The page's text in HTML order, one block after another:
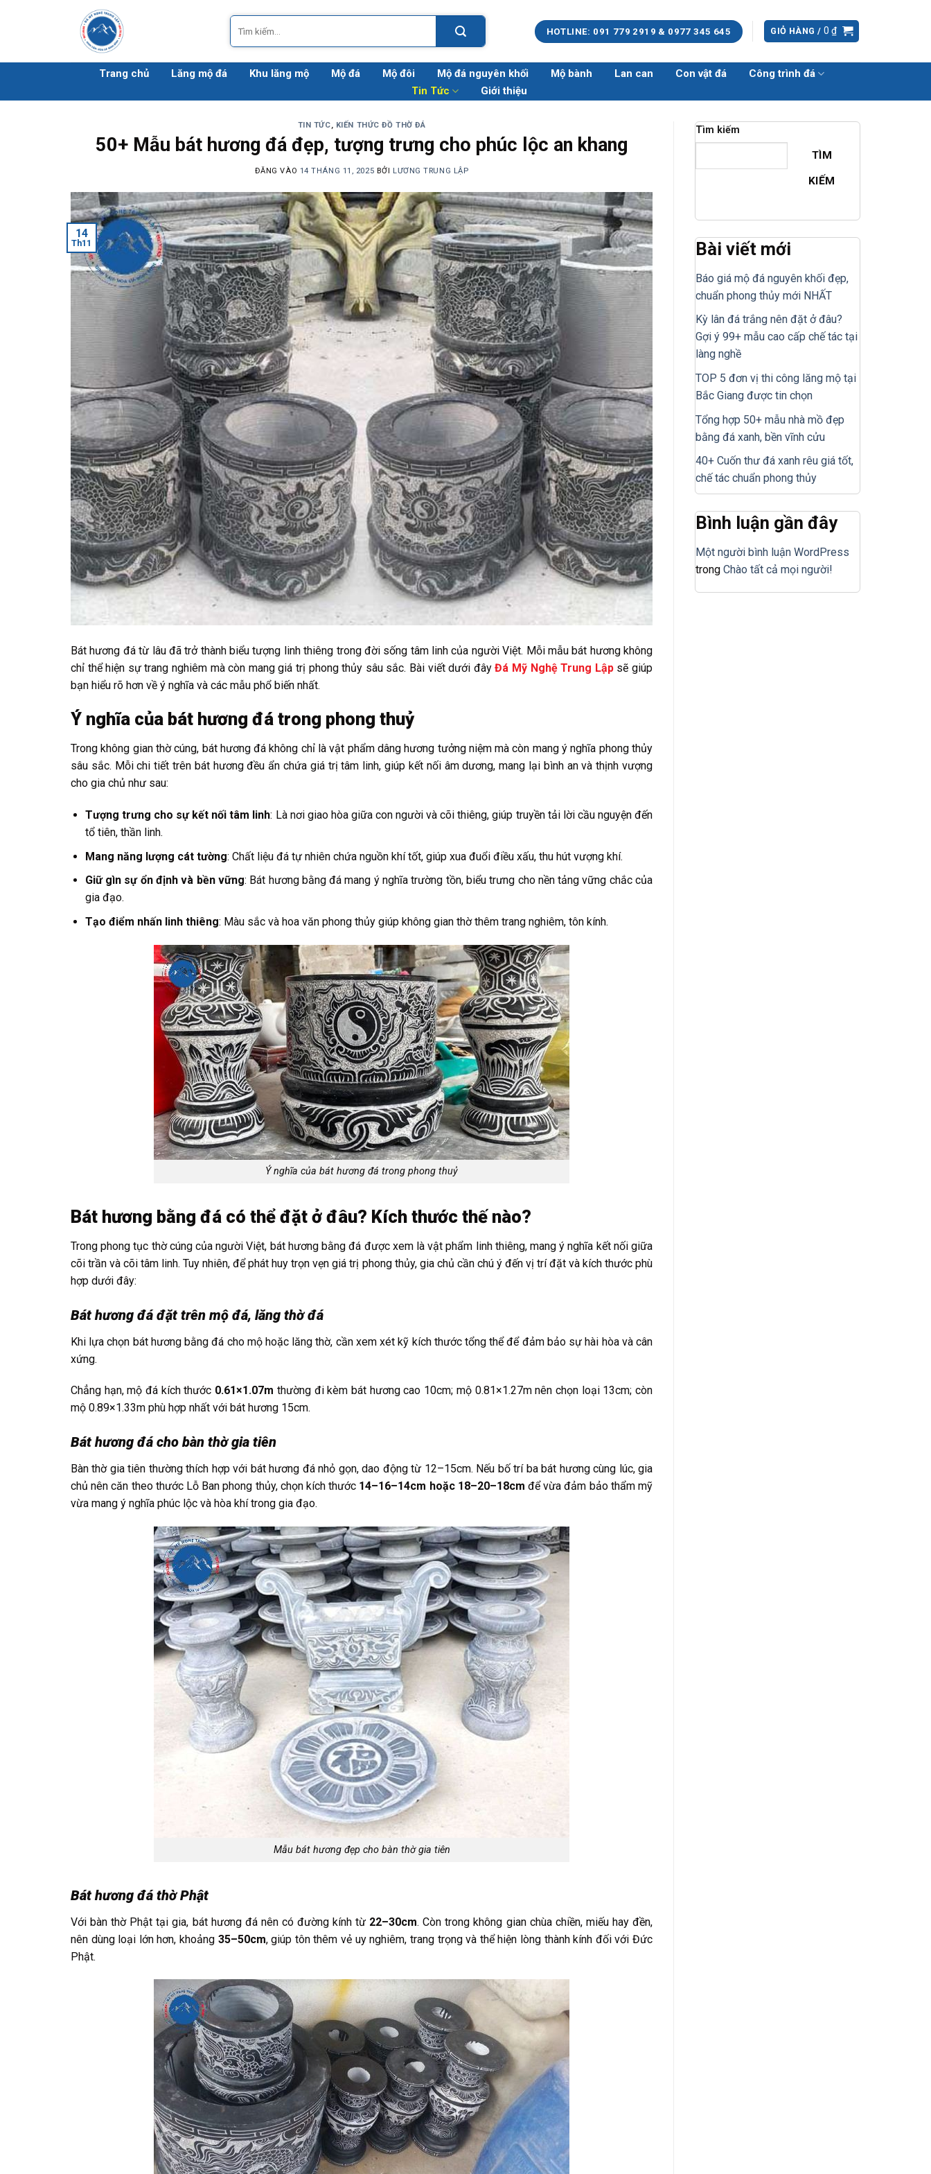
dung
Tìm
kiếm:
HOTLINE: 091 779 2919 & 0977 345 645 GIỎ HÀNG / 0₫
Trang chủ Lăng mộ đá Khu lăng mộ Mộ đá Mộ đôi Mộ đá nguyên khối Mộ bành Lan can Con vật đá
Công trình đá
Tin Tức
Giới thiệu
TIN TỨC, KIẾN THỨC ĐỒ THỜ ĐÁ
50+ Mẫu bát hương đá đẹp, tượng trưng cho phúc lộc an khang
ĐĂNG VÀO 14 THÁNG 11, 2025 BỞI LƯƠNG TRUNG LẬP
14
Th11
Bát hương đá từ lâu đã trở thành biểu tượng linh thiêng trong đời sống tâm linh của người Việt. Mỗi mẫu bát hương không
chỉ thể hiện sự trang nghiêm mà còn mang giá trị phong thủy sâu sắc. Bài viết dưới đâyĐá Mỹ Nghệ Trung Lậpsẽ giúp
bạn hiểu rõ hơn về ý nghĩa và các mẫu phổ biến nhất.
Ý nghĩa của bát hương đá trong phong thuỷ
Trong không gian thờ cúng, bát hương đá không chỉ là vật phẩm dâng hương tưởng niệm mà còn mang ý nghĩa phong thủy
sâu sắc. Mỗi chi tiết trên bát hương đều ẩn chứa giá trị tâm linh, giúp kết nối âm dương, mang lại bình an và thịnh vượng
cho gia chủ như sau:
Tượng trưng cho sự kết nối tâm linh: Là nơi giao hòa giữa con người và cõi thiêng, giúp truyền tải lời cầu nguyện đến
tổ tiên, thần linh.
Mang năng lượng cát tường: Chất liệu đá tự nhiên chứa nguồn khí tốt, giúp xua đuổi điều xấu, thu hút vượng khí.
Giữ gìn sự ổn định và bền vững: Bát hương bằng đá mang ý nghĩa trường tồn, biểu trưng cho nền tảng vững chắc của
gia đạo.
Tạo điểm nhấn linh thiêng: Màu sắc và hoa văn phong thủy giúp không gian thờ thêm trang nghiêm, tôn kính.
Ý nghĩa của bát hương đá trong phong thuỷ
Bát hương bằng đá có thể đặt ở đâu? Kích thước thế nào?
Trong phong tục thờ cúng của người Việt, bát hương bằng đá được xem là vật phẩm linh thiêng, mang ý nghĩa kết nối giữa
cõi trần và cõi tâm linh. Tuy nhiên, để phát huy trọn vẹn giá trị phong thủy, gia chủ cần chú ý đến vị trí đặt và kích thước phù
hợp dưới đây:
Bát hương đá đặt trên mộ đá, lăng thờ đá
Khi lựa chọn bát hương bằng đá cho mộ hoặc lăng thờ, cần xem xét kỹ kích thước tổng thể để đảm bảo sự hài hòa và cân
xứng.
Chẳng hạn, mộ đá kích thước 0.61×1.07m thường đi kèm bát hương cao 10cm; mộ 0.81×1.27m nên chọn loại 13cm; còn
mộ 0.89×1.33m phù hợp nhất với bát hương 15cm.
Bát hương đá cho bàn thờ gia tiên
Bàn thờ gia tiên thường thích hợp với bát hương đá nhỏ gọn, dao động từ 12–15cm. Nếu bố trí ba bát hương cùng lúc, gia
chủ nên căn theo thước Lỗ Ban phong thủy, chọn kích thước 14–16–14cm hoặc 18–20–18cm để vừa đảm bảo thẩm mỹ
vừa mang ý nghĩa phúc lộc và hòa khí trong gia đạo.
Mẫu bát hương đẹp cho bàn thờ gia tiên
Bát hương đá thờ Phật
Với bàn thờ Phật tại gia, bát hương đá nên có đường kính từ 22–30cm. Còn trong không gian chùa chiền, miếu hay đền,
nên dùng loại lớn hơn, khoảng 35–50cm, giúp tôn thêm vẻ uy nghiêm, trang trọng và thể hiện lòng thành kính đối với Đức
Phật.
Tìm kiếm
TÌM
KIẾM
Bài viết mới
Báo giá mộ đá nguyên khối đẹp,
chuẩn phong thủy mới NHẤT
Kỳ lân đá trắng nên đặt ở đâu?
Gợi ý 99+ mẫu cao cấp chế tác tại
làng nghề
TOP 5 đơn vị thi công lăng mộ tại
Bắc Giang được tin chọn
Tổng hợp 50+ mẫu nhà mồ đẹp
bằng đá xanh, bền vĩnh cửu
40+ Cuốn thư đá xanh rêu giá tốt,
chế tác chuẩn phong thủy
Bình luận gần đây
Một người bình luận WordPress
trong Chào tất cả mọi người!